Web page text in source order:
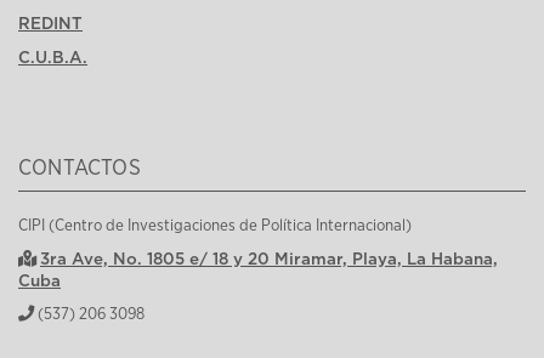
REDINT
C.U.B.A.
CONTACTOS
CIPI (Centro de Investigaciones de Política Internacional)
3ra Ave, No. 1805 e/ 18 y 20 Miramar, Playa, La Habana,
Cuba
(537) 206 3098